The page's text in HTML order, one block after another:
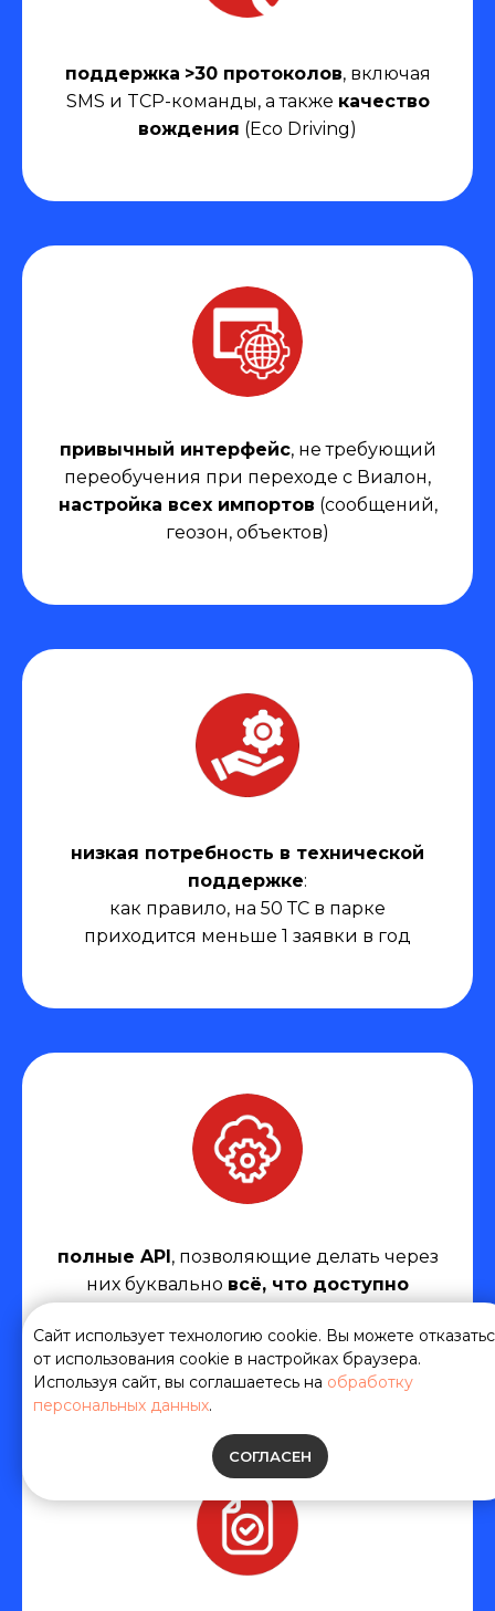
поддержка >30 протоколов, включая
SMS и TCP-команды, а также качество
вождения (Eco Driving)
привычный интерфейс, не требующий
переобучения при переходе с Виалон,
настройка всех импортов (сообщений,
геозон, объектов)
низкая потребность в технической
поддержке:
как правило, на 50 ТС в парке
приходится меньше 1 заявки в год
полные API, позволяющие делать через
них буквально всё, что доступно
Сайт использует технологию cookie. Вы можете
от использования cookie в настройках браузера.
Используя сайт, вы соглашаетесь на обработку
персональных данных.
СОГЛАСЕН